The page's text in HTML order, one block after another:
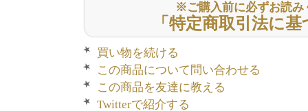
※ご購入前に必ずお読み
「特定商取引法に
買い物を続ける
この商品について問い合わせる
この商品を友達に教える
Twitterで紹介する